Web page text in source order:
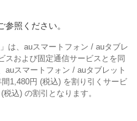
参照ください。
は、auスマートフォン / auタブレ
スおよび固定通信サービスとを同
auスマートフォン / auタブレット
1,480円 (税込) を割り引くサービ
込) の割引となります。